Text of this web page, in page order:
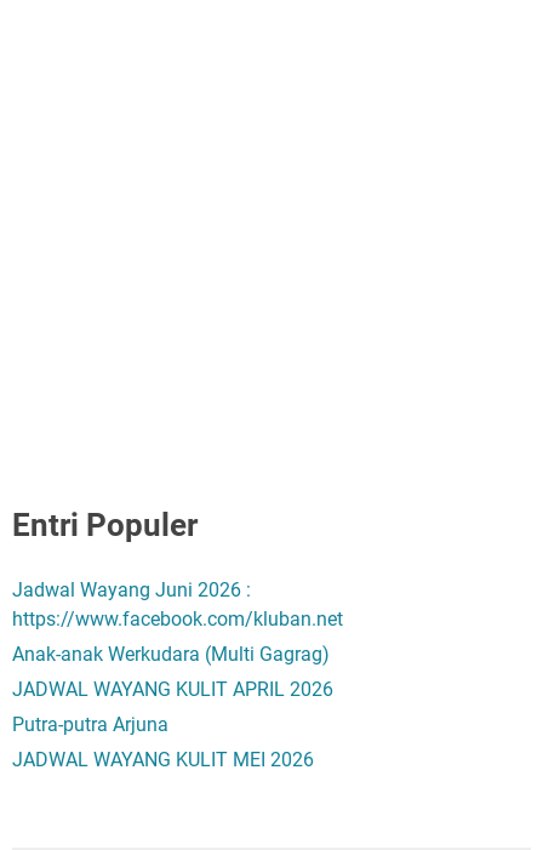
Entri Populer
Jadwal Wayang Juni 2026 :
https://www.facebook.com/kluban.net
Anak-anak Werkudara (Multi Gagrag)
JADWAL WAYANG KULIT APRIL 2026
Putra-putra Arjuna
JADWAL WAYANG KULIT MEI 2026